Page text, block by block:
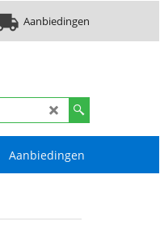
Aanbiedingen
Aanbiedingen